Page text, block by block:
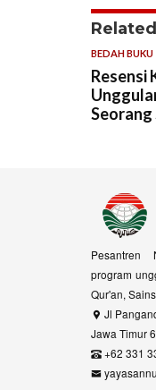
BEDAH BUKU
Resensi
Pesantren
program
Qur'an,
Jl
Jawa Timur
+62 331